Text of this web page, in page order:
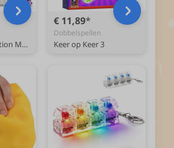
Botanical Collection Madeliefjes Bloemen Bouwpakket voor Kinderen 11508
€ 11,89
Dobbelspellen
Keer op Keer 3